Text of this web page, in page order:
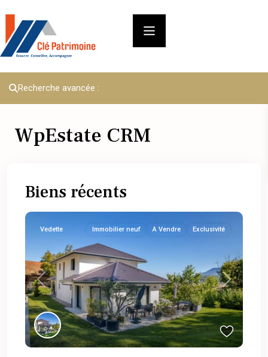
Recherche avancée :
WpEstate CRM
Biens récents
Previous Next
Vedette Immobilier neuf A Vendre Exclusivité